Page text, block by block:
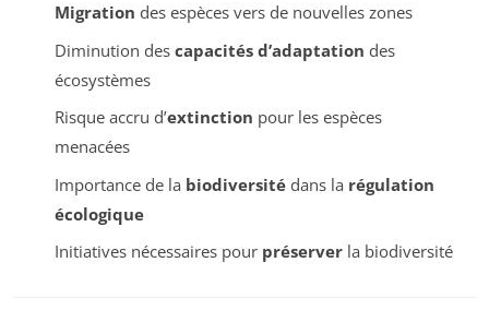
Migration des espèces vers de nouvelles zones
Diminution des capacités d’adaptation des
écosystèmes
Risque accru d’extinction pour les espèces
menacées
Importance de la biodiversitédans la régulation
écologique
Initiatives nécessaires pour préserverla biodiversité